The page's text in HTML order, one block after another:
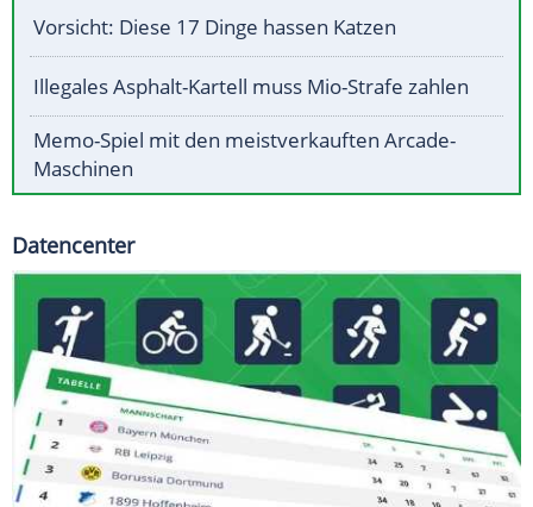
Vorsicht: Diese 17 Dinge hassen Katzen
Illegales Asphalt-Kartell muss Mio-Strafe zahlen
Memo-Spiel mit den meistverkauften Arcade-
Maschinen
Datencenter